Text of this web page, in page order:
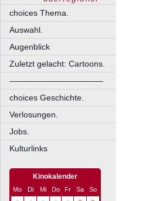
choices Thema.
Auswahl.
Augenblick
Zuletzt gelacht: Cartoons.
––––––––––––––––––––
choices Geschichte.
Verlosungen.
Jobs.
Kulturlinks
Kinokalender
Mo Di Mi Do Fr Sa
So